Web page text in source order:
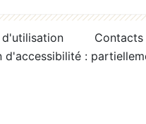
Contacts
d'accessibilité :